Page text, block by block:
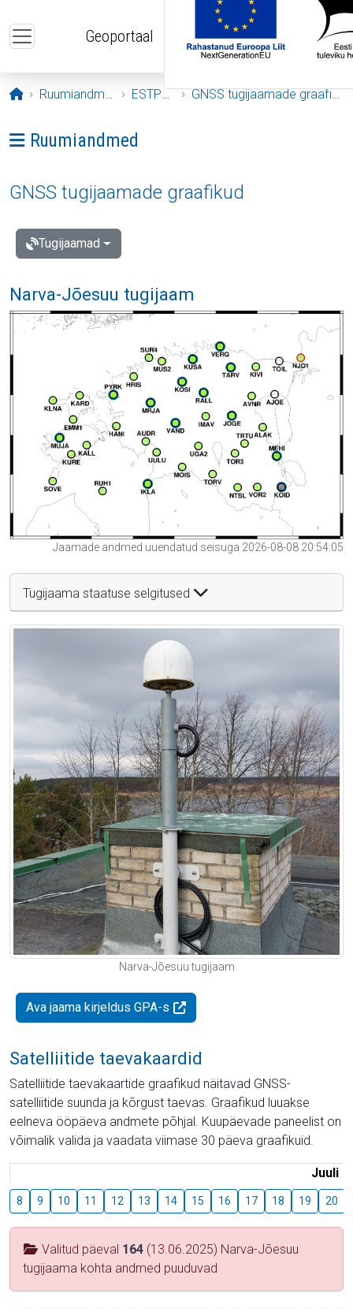
Geoportaal
Avaleht
Ruumiandmed ESTPOS GNSS tugijaamade graafikud
Ava menüü: Ruumiandmed
Ruumiandmed
GNSS tugijaamade graafikud
Tugijaamad
Narva-Jõesuu tugijaam
Jaamade andmed uuendatud seisuga 2026-08-08 20:54:05
Tugijaama staatuse selgitused
Narva-Jõesuu tugijaam
Ava jaama kirjeldus GPA-s
Satelliitide taevakaardid
Satelliitide taevakaartide graafikud näitavad GNSS-
satelliitide suunda ja kõrgust taevas. Graafikud luuakse
eelneva ööpäeva andmete põhjal. Kuupäevade paneelist on
võimalik valida ja vaadata viimase 30 päeva graafikuid.
Juuli
8 9 10 11 12 13 14 15 16 17 18 19 20
Valitud päeval 164 (13.06.2025) Narva-Jõesuu
tugijaama kohta andmed puuduvad